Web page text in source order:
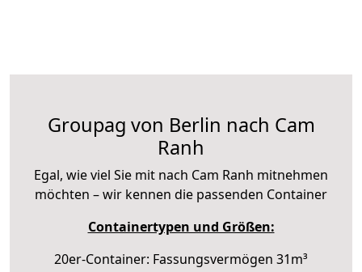
Groupag von Berlin nach Cam
Ranh
Egal, wie viel Sie mit nach Cam Ranh mitnehmen
möchten – wir kennen die passenden Container
Containertypen und Größen:
20er-Container: Fassungsvermögen 31m³